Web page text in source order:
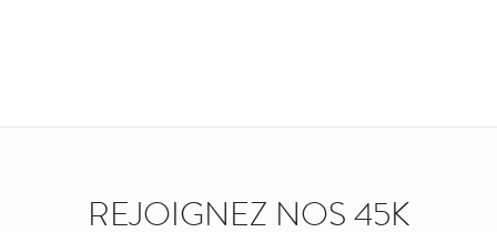
REJOIGNEZ NOS 45K